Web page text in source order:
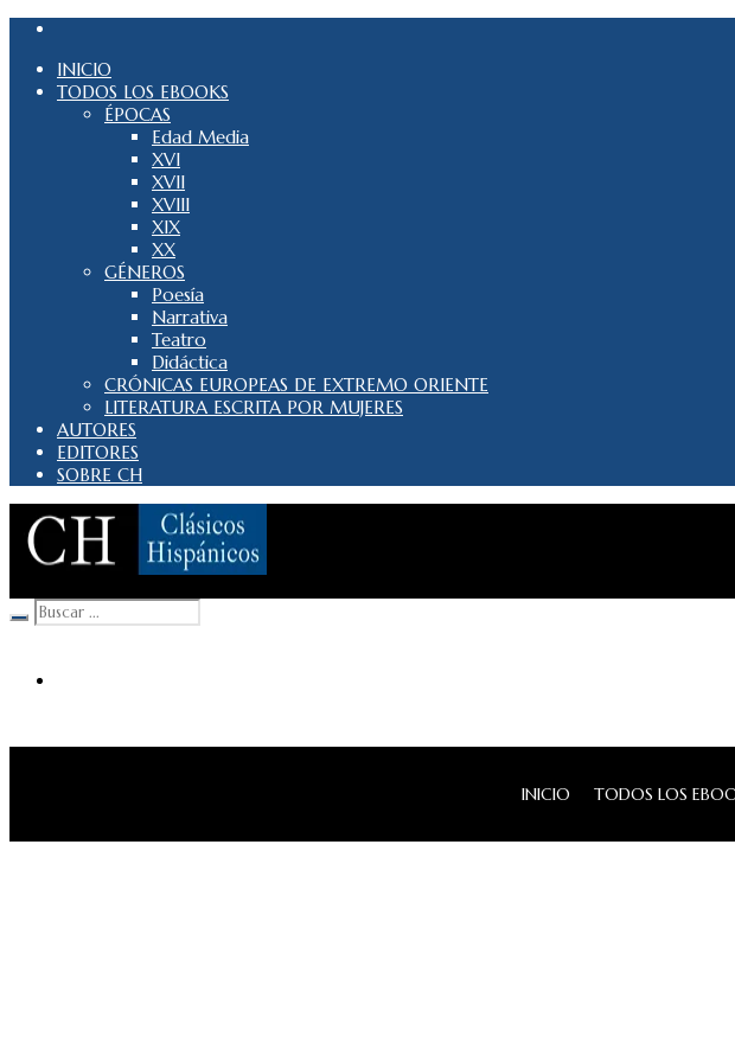
INICIO
TODOS LOS EBOOKS
ÉPOCAS
Edad Media
XVI
XVII
XVIII
XIX
XX
GÉNEROS
Poesía
Narrativa
Teatro
Didáctica
CRÓNICAS EUROPEAS DE EXTREMO ORIENTE
LITERATURA ESCRITA POR MUJERES
AUTORES
EDITORES
SOBRE CH
INICIO TODOS LOS